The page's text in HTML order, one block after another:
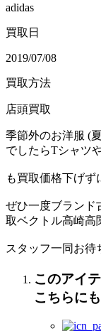
adidas
買取日
2019/07/08
買取方法
店頭買取
季節外のお洋服 (
でしたらTシャツ
も買取価格下げず
ぜひ一度ブランド
取ベクトル高崎高
スタッフ一同お待
このアイ
こちらに